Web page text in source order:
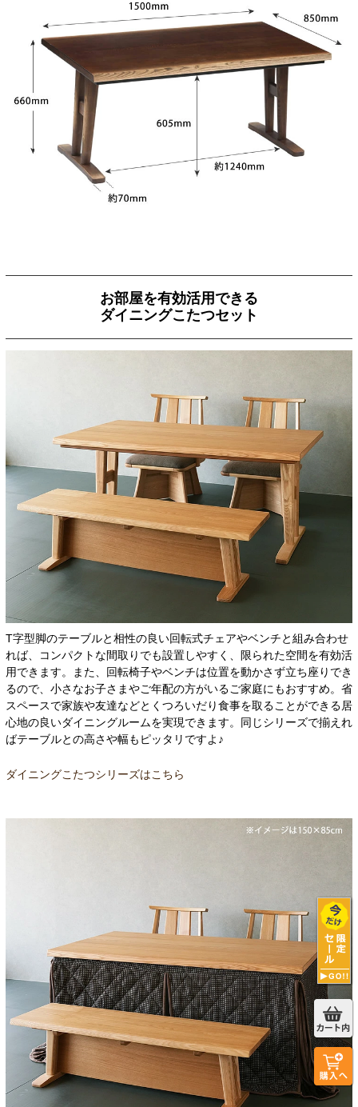
お部屋を有効活用できる
ダイニングこたつセット
T字型脚のテーブルと相性の良い回転式チェアやベンチと組み合わせ
れば、コンパクトな間取りでも設置しやすく、限られた空間を有効活
用できます。また、回転椅子やベンチは位置を動かさず立ち座りでき
るので、小さなお子さまやご年配の方がいるご家庭にもおすすめ。省
スペースで家族や友達などとくつろいだり食事を取ることができる居
心地の良いダイニングルームを実現できます。同じシリーズで揃えれ
ばテーブルとの高さや幅もピッタリですよ♪
ダイニングこたつシリーズはこちら